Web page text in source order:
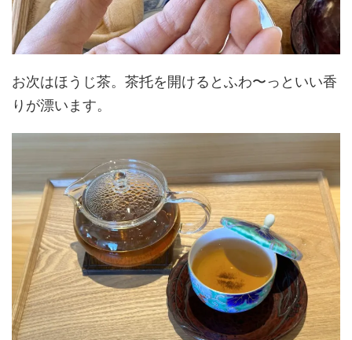
お次はほうじ茶。茶托を開けるとふわ〜っといい香
りが漂います。